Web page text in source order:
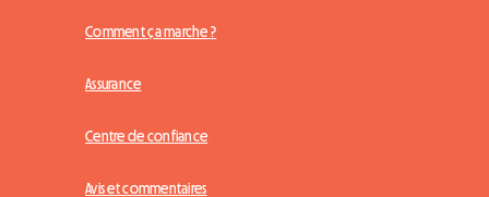
Comment ça marche ?
Assurance
Centre de confiance
Avis et commentaires